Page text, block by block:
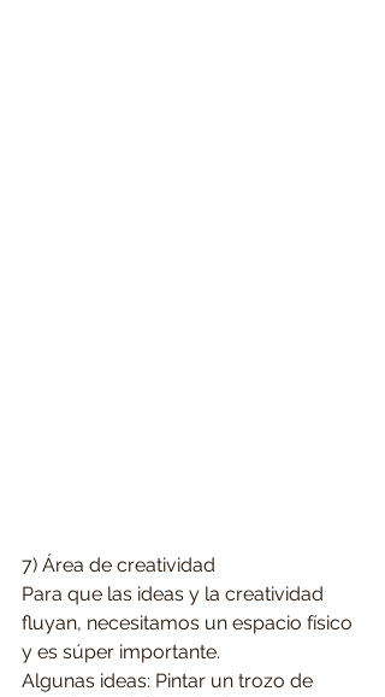
7) Área de creatividad
Para que las ideas y la creatividad
fluyan, necesitamos un espacio físico
y es súper importante.
Algunas ideas: Pintar un trozo de